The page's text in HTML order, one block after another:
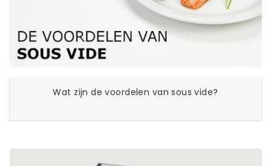
Wat zijn de voordelen van sous vide?